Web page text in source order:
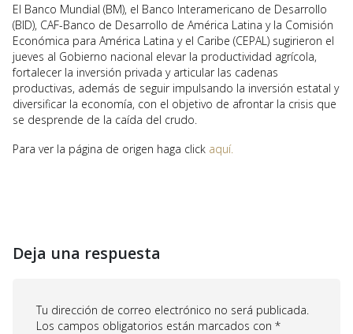
El Banco Mundial (BM), el Banco Interamericano de Desarrollo
(BID), CAF-Banco de Desarrollo de América Latina y la Comisión
Económica para América Latina y el Caribe (CEPAL) sugirieron el
jueves al Gobierno nacional elevar la productividad agrícola,
fortalecer la inversión privada y articular las cadenas
productivas, además de seguir impulsando la inversión estatal y
diversificar la economía, con el objetivo de afrontar la crisis que
se desprende de la caída del crudo.
Para ver la página de origen haga click aquí.
Deja una respuesta
Tu dirección de correo electrónico no será publicada.
Los campos obligatorios están marcados con *